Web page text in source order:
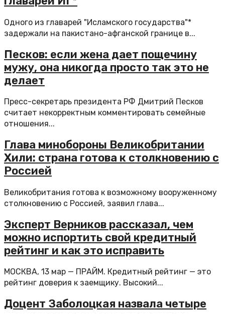
Одного из главарей "Исламского государства"*
задержали на пакистано-афганской границе в...
Песков: если жена дает пощечину
мужу, она никогда просто так это не
делает
Пресс-секретарь президента РФ Дмитрий Песков
считает некорректным комментировать семейные
отношения...
Глава минобороны Великобритании
Хили: страна готова к столкновению с
Россией
Великобритания готова к возможному вооруженному
столкновению с Россией, заявил глава...
Эксперт Верников рассказал, чем
можно испортить свой кредитный
рейтинг и как это исправить
МОСКВА, 13 мар — ПРАЙМ. Кредитный рейтинг — это
рейтинг доверия к заемщику. Высокий...
Доцент Заболоцкая назвала четыре